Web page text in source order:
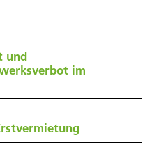
und
im